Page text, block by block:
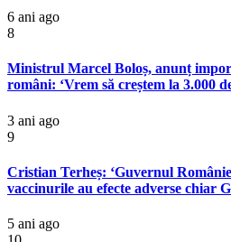
6 ani ago
8
Ministrul Marcel Boloș, anunț
români: ‘Vrem să creștem la 3.000
3 ani ago
9
Cristian Terheș: ‘Guvernul
vaccinurile au efecte adverse chiar
5 ani ago